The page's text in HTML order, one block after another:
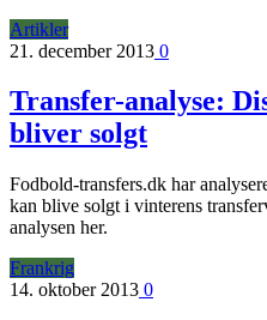
Artikler
21. december 2013 0
Transfer-analyse:
bliver solgt
Fodbold-transfers.dk har
kan blive solgt i vinterens
analysen her.
Frankrig
14. oktober 2013 0